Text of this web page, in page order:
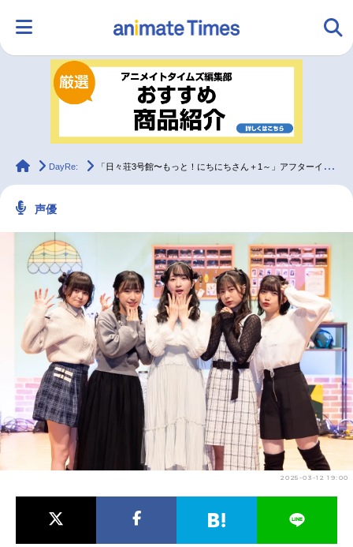
ランキング アニメ
ラジオ
配信・Vtuber トレンド 無料マンガ
最新記事一覧
アニメ記事一覧 声優記事一覧
アニメ映画一覧 実写化映画一覧
今期アニメ曜日別一覧
春アニメ 夏アニメ
男性声優/女性声優一覧
animateTimes
DayRe: 「日々荘3号館〜もっと！にちにちさん＋1～」アフターインタビュー
声優
2025-03-12 19:00